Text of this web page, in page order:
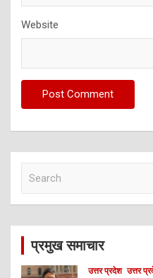
Website
c
प्रमुख समाचार
उत्तर प्रदेश उत्तर